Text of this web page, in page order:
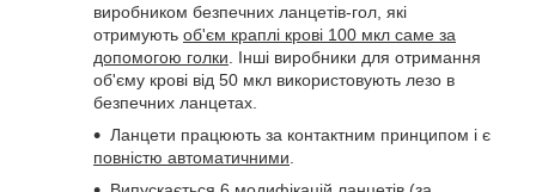
виробником безпечних ланцетів-гол, які
отримують об'єм краплі крові 100 мкл саме за
допомогою голки . Інші виробники для отримання
об'єму крові від 50 мкл використовують лезо в
безпечних ланцетах.
Ланцети працюють за контактним принципом і є
повністю автоматичними